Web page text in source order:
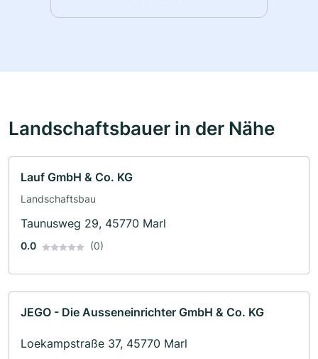
Landschaftsbauer in der Nähe
Lauf GmbH & Co. KG
Landschaftsbau
Taunusweg 29, 45770 Marl
0.0 (0)
JEGO - Die Ausseneinrichter GmbH & Co. KG
Loekampstraße 37, 45770 Marl